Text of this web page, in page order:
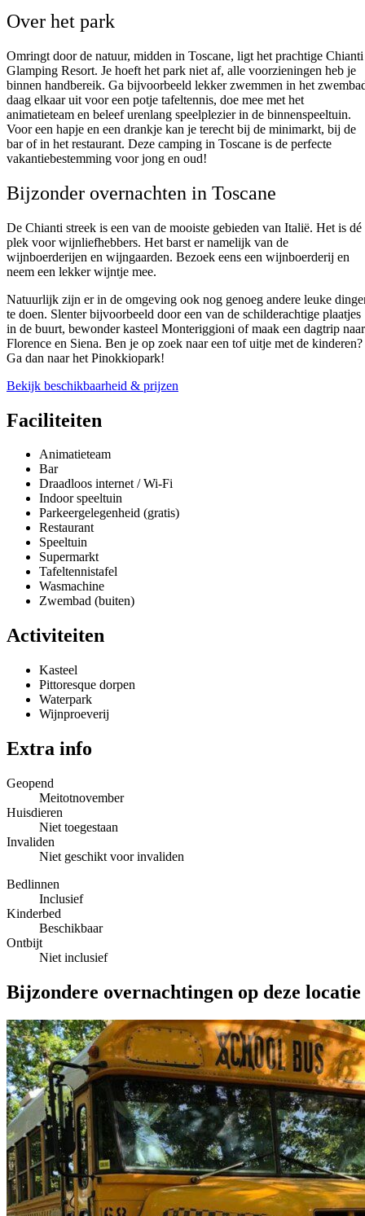
Over het park
Omringt door de natuur, midden in Toscane, ligt het prachtige Chianti
Glamping Resort. Je hoeft het park niet af, alle voorzieningen heb je
binnen handbereik. Ga bijvoorbeeld lekker zwemmen in het
daag elkaar uit voor een potje tafeltennis, doe mee met het
animatieteam en beleef urenlang speelplezier in de binnenspeeltuin.
Voor een hapje en een drankje kan je terecht bij de minimarkt, bij de
bar of in het restaurant. Deze camping in Toscane is de perfecte
vakantiebestemming voor jong en oud!
Bijzonder overnachten in Toscane
De Chianti streek is een van de mooiste gebieden van Italië. Het is dé
plek voor wijnliefhebbers. Het barst er namelijk van de
wijnboerderijen en wijngaarden. Bezoek eens een wijnboerderij en
neem een lekker wijntje mee.
Natuurlijk zijn er in de omgeving ook nog genoeg andere leuke
te doen. Slenter bijvoorbeeld door een van de schilderachtige plaatjes
in de buurt, bewonder kasteel Monteriggioni of maak een dagtrip naar
Florence en Siena. Ben je op zoek naar een tof uitje met de kinderen?
Ga dan naar het Pinokkiopark!
Bekijk beschikbaarheid & prijzen
Faciliteiten
Animatieteam
Bar
Draadloos internet / Wi-Fi
Indoor speeltuin
Parkeergelegenheid (gratis)
Restaurant
Speeltuin
Supermarkt
Tafeltennistafel
Wasmachine
Zwembad (buiten)
Activiteiten
Kasteel
Pittoresque dorpen
Waterpark
Wijnproeverij
Extra info
Geopend
Meitotnovember
Huisdieren
Niet toegestaan
Invaliden
Niet geschikt voor invaliden
Bedlinnen
Inclusief
Kinderbed
Beschikbaar
Ontbijt
Niet inclusief
Bijzondere overnachtingen op deze locatie